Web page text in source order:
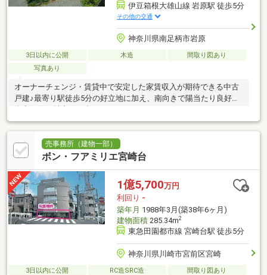
伊豆箱根大雄山線 岩原駅 徒歩5分
その他の交通
神奈川県南足柄市岩原
3日以内に公開 木造
間取り図あり
写真あり
オーナーチェンジ・賃貸中で安定した家賃収入が期待できる中古
戸建♪最寄り駅徒歩5分の好立地に加え、南向きで陽当たり良好な
資産価値も魅力の一邸です♪
売事務所（建物一部）
ボン・フアミリエ宮崎台
1億5,700万円
利回り -
築年月 1988年3月(築38年6ヶ月)
建物面積285.34m2
東急田園都市線 宮崎台駅 徒歩5分
神奈川県川崎市宮前区宮崎
3日以内に公開 RC造SRC造
間取り図あり